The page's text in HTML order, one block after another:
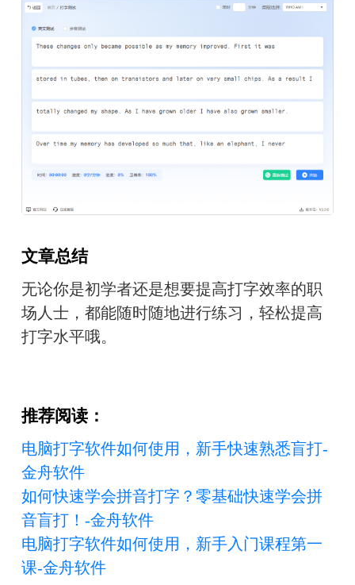
文章总结
无论你是初学者还是想要提高打字效率的职
场人士，都能随时随地进行练习，轻松提高
打字水平哦。
推荐阅读：
电脑打字软件如何使用，新手快速熟悉盲打-
金舟软件
如何快速学会拼音打字？零基础快速学会拼
音盲打！-金舟软件
电脑打字软件如何使用，新手入门课程第一
课-金舟软件